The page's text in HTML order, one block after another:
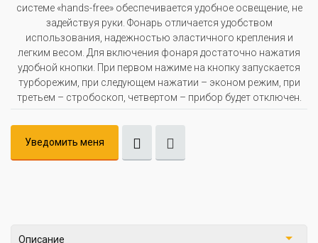
системе «hands-free» обеспечивается удобное освещение, не
задействуя руки. Фонарь отличается удобством
использования, надежностью эластичного крепления и
легким весом. Для включения фонаря достаточно нажатия
удобной кнопки. При первом нажиме на кнопку запускается
турборежим, при следующем нажатии – эконом режим, при
третьем – стробоскоп, четвертом – прибор будет отключен.
Уведомить меня
Описание